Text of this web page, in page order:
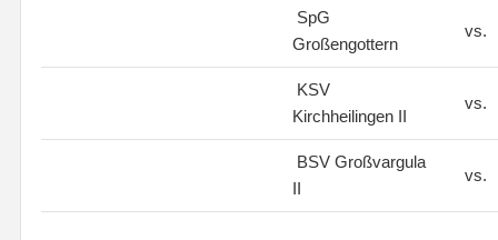
SpG
Großengottern
vs.
KSV
Kirchheilingen II
vs.
BSV Großvargula
II
vs.